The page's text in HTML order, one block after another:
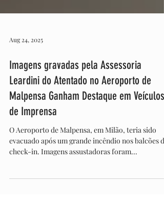
Aug 24, 2025
Imagens gravadas pela Assessoria
Leardini do Atentado no Aeroporto de
Malpensa Ganham Destaque em Veículos
de Imprensa
O Aeroporto de Malpensa, em Milão, teria sido